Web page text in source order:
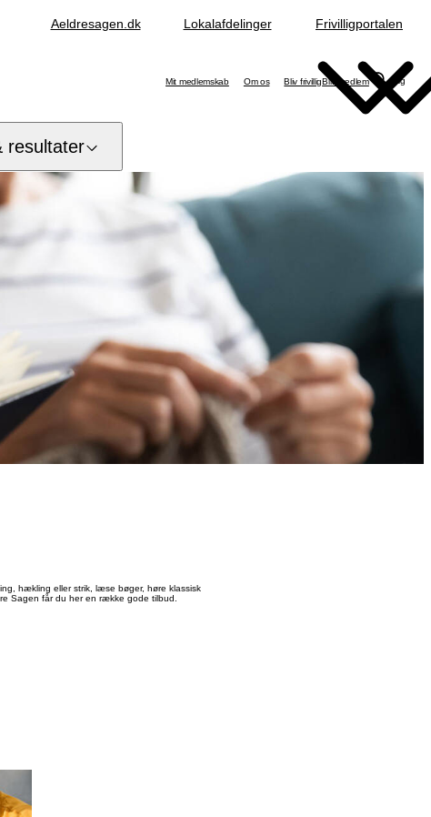
Aeldresagen.dk Lokalafdelinger Frivilligportalen
Mit medlemskab Om os Bliv frivilligBliv medlem Søg
resultater
hækling eller strik, læse bøger, høre klassisk
Sagen får du her en række gode tilbud.